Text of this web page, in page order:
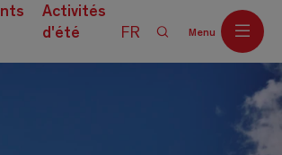
Activités
d'été
FR Menu